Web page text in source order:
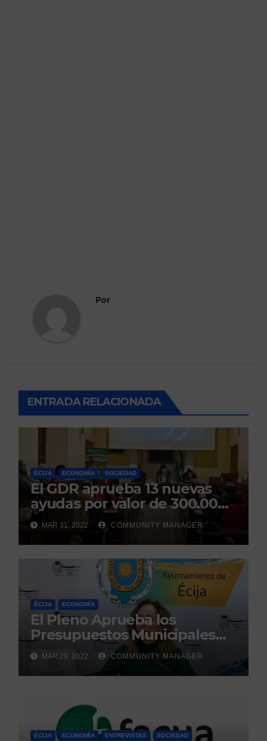
Por
ENTRADA RELACIONADA
ÉCIJA ECONOMÍA SOCIEDAD
El GDR aprueba 13 nuevas
ayudas por valor de 300.000
euros para proyectos en toda
la comarca
MAR 31, 2022 COMMUNITY MANAGER
ÉCIJA ECONOMÍA
El Pleno Aprueba los
Presupuestos Municipales
para el 2022. Mediodía Cope
Écija.
MAR 29, 2022 COMMUNITY MANAGER
ÉCIJA ECONOMÍA ENTREVISTAS SOCIEDAD